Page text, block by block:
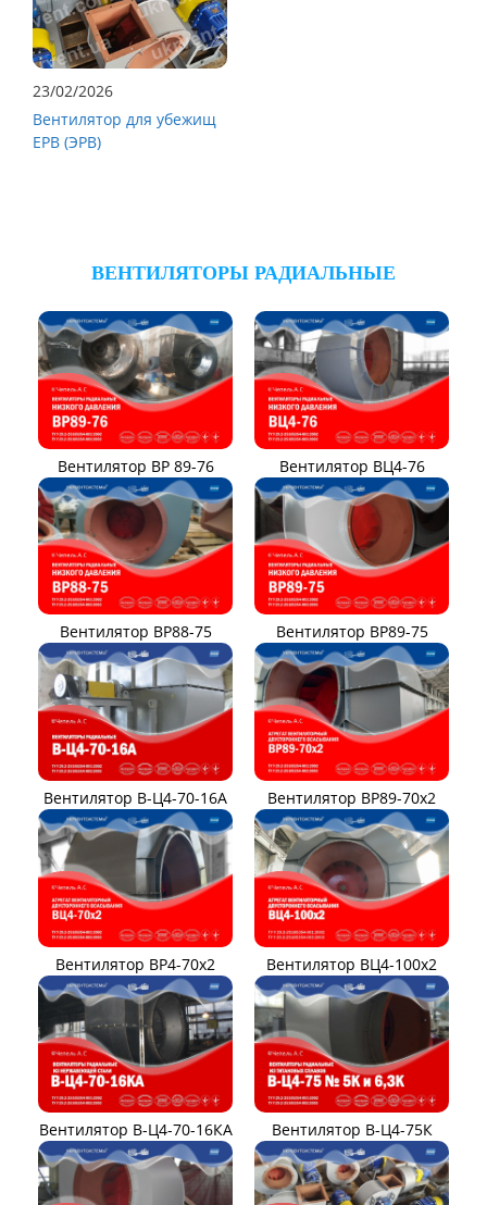
23/02/2026
Вентилятор для убежищ
ЕРВ (ЭРВ)
ВЕНТИЛЯТОРЫ РАДИАЛЬНЫЕ
Вентилятор ВР 89-76 Вентилятор ВЦ4-76
Вентилятор ВР88-75 Вентилятор ВР89-75
Вентилятор В-Ц4-70-16А Вентилятор ВР89-70x2
Вентилятор ВР4-70x2 Вентилятор ВЦ4-100х2
Вентилятор В-Ц4-70-16КА Вентилятор В-Ц4-75К